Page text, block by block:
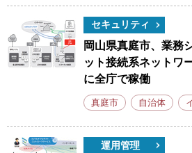
セキュリティ
岡山県真庭市、業務
ット接続系ネットワ
に全庁で稼働
真庭市 自治体
運用管理